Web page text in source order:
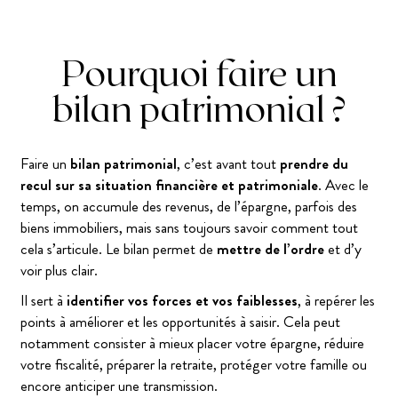
Pourquoi faire un
bilan patrimonial ?
Faire un bilan patrimonial, c’est avant tout prendre du
recul sur sa situation financière et patrimoniale. Avec le
temps, on accumule des revenus, de l’épargne, parfois des
biens immobiliers, mais sans toujours savoir comment tout
cela s’articule. Le bilan permet de mettre de l’ordreet d’y
voir plus clair.
Il sert à identifier vos forces et vos faiblesses, à repérer les
points à améliorer et les opportunités à saisir. Cela peut
notamment consister à mieux placer votre épargne, réduire
votre fiscalité, préparer la retraite, protéger votre famille ou
encore anticiper une transmission.